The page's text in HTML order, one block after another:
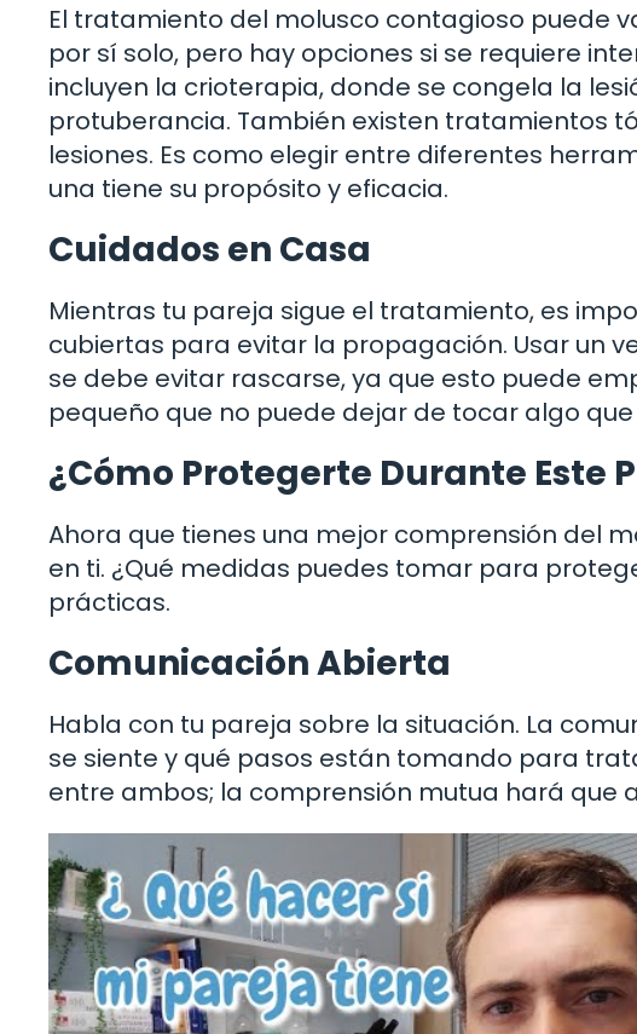
El tratamiento del molusco contagioso puede
por sí solo, pero hay opciones si se requiere
incluyen la crioterapia, donde se congela la
protuberancia. También existen tratamientos
lesiones. Es como elegir entre diferentes
una tiene su propósito y eficacia.
Cuidados en Casa
Mientras tu pareja sigue el tratamiento, es
cubiertas para evitar la propagación. Usar un
se debe evitar rascarse, ya que esto puede
pequeño que no puede dejar de tocar algo
¿Cómo Protegerte Durante Este
Ahora que tienes una mejor comprensión del
en ti. ¿Qué medidas puedes tomar para
prácticas.
Comunicación Abierta
Habla con tu pareja sobre la situación. La
se siente y qué pasos están tomando para
entre ambos; la comprensión mutua hará que